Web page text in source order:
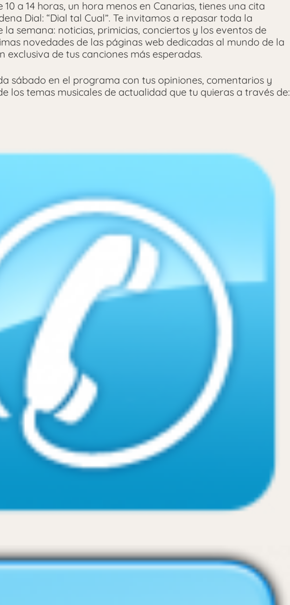
10 a 14 horas, un hora menos en Canarias, tienes una cita
Dial: “Dial tal Cual”. Te invitamos a repasar toda la
la semana: noticias, primicias, conciertos y los eventos de
novedades de las páginas web dedicadas al mundo de la
exclusiva de tus canciones más esperadas.
sábado en el programa con tus opiniones, comentarios y
los temas musicales de actualidad que tu quieras a través de: